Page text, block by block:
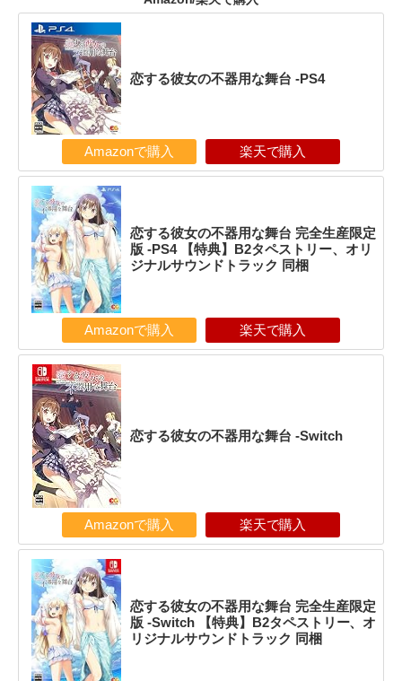
恋する彼女の不器用な舞台 -PS4
Amazonで購入 楽天で購入
恋する彼女の不器用な舞台 完全生産限定
版 -PS4 【特典】B2タペストリー、オリ
ジナルサウンドトラック 同梱
Amazonで購入 楽天で購入
恋する彼女の不器用な舞台 -Switch
Amazonで購入 楽天で購入
恋する彼女の不器用な舞台 完全生産限定
版 -Switch 【特典】B2タペストリー、オ
リジナルサウンドトラック 同梱